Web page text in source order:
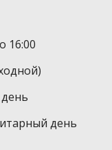
16:00
день